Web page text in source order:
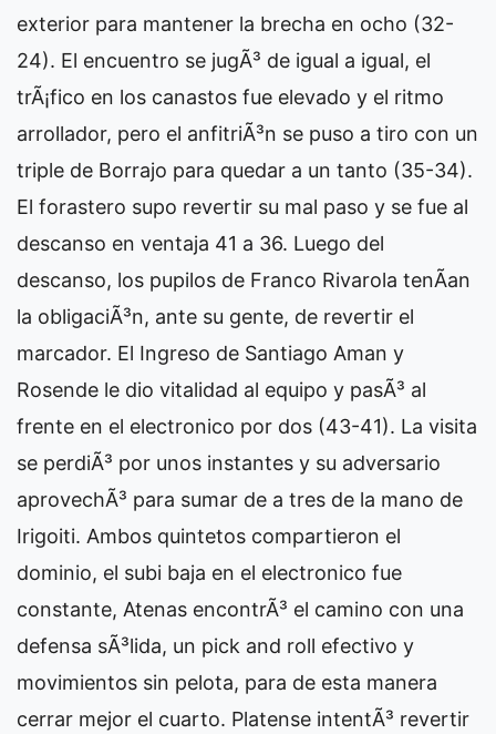
exterior para mantener la brecha en ocho (32-
24). El encuentro se jugÃ³ de igual a igual, el
trÃ¡fico en los canastos fue elevado y el ritmo
arrollador, pero el anfitriÃ³n se puso a tiro con un
triple de Borrajo para quedar a un tanto (35-34).
El forastero supo revertir su mal paso y se fue al
descanso en ventaja 41 a 36. Luego del
descanso, los pupilos de Franco Rivarola tenÃ­an
la obligaciÃ³n, ante su gente, de revertir el
marcador. El Ingreso de Santiago Aman y
Rosende le dio vitalidad al equipo y pasÃ³ al
frente en el electronico por dos (43-41). La visita
se perdiÃ³ por unos instantes y su adversario
aprovechÃ³ para sumar de a tres de la mano de
Irigoiti. Ambos quintetos compartieron el
dominio, el subi baja en el electronico fue
constante, Atenas encontrÃ³ el camino con una
defensa sÃ³lida, un pick and roll efectivo y
movimientos sin pelota, para de esta manera
cerrar mejor el cuarto. Platense intentÃ³ revertir